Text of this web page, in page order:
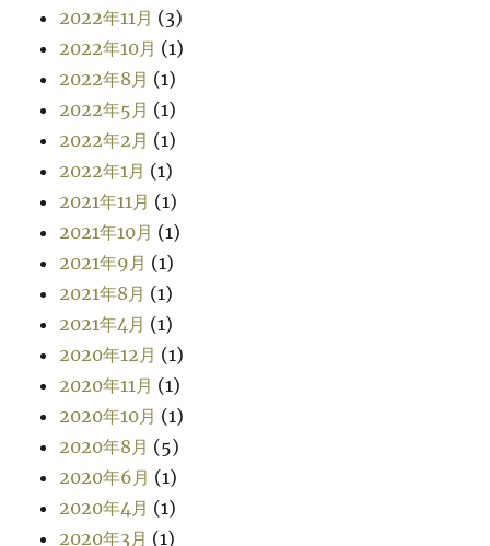
2022年11月 (3)
2022年10月 (1)
2022年8月 (1)
2022年5月 (1)
2022年2月 (1)
2022年1月 (1)
2021年11月 (1)
2021年10月 (1)
2021年9月 (1)
2021年8月 (1)
2021年4月 (1)
2020年12月 (1)
2020年11月 (1)
2020年10月 (1)
2020年8月 (5)
2020年6月 (1)
2020年4月 (1)
2020年3月 (1)